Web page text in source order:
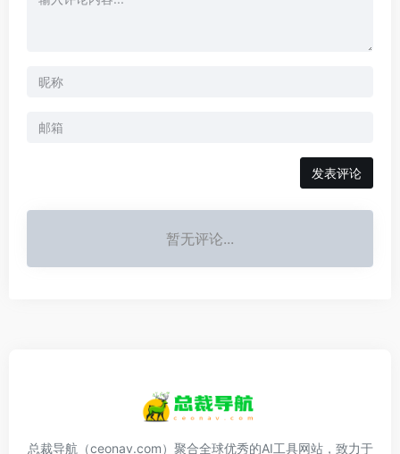
发表评论
暂无评论...
总裁导航（ceonav.com）聚合全球优秀的AI工具网站，致力于